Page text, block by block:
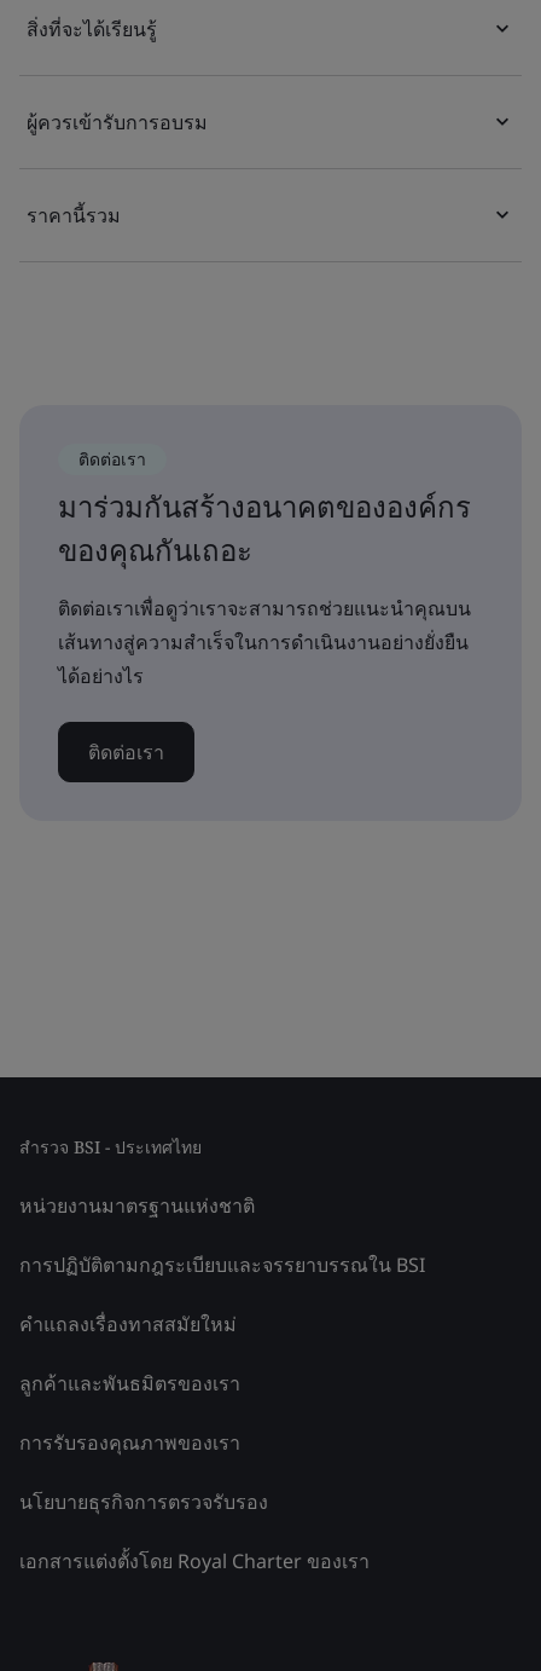
สิ่งที่จะได้เรียนรู้
ผู้ควรเข้ารับการอบรม
ราคานี้รวม
ติดต่อเรา
มาร่วมกันสร้างอนาคตขององค์กร
ของคุณกันเถอะ
ติดต่อเราเพื่อดูว่าเราจะสามารถช่วยแนะนำคุณบน
เส้นทางสู่ความสำเร็จในการดำเนินงานอย่างยั่งยืน
ได้อย่างไร
ติดต่อเรา
สำรวจ BSI - ประเทศไทย
หน่วยงานมาตรฐานแห่งชาติ
การปฏิบัติตามกฎระเบียบและจรรยาบรรณใน BSI
คำแถลงเรื่องทาสสมัยใหม่
ลูกค้าและพันธมิตรของเรา
การรับรองคุณภาพของเรา
นโยบายธุรกิจการตรวจรับรอง
เอกสารแต่งตั้งโดย Royal Charter ของเรา